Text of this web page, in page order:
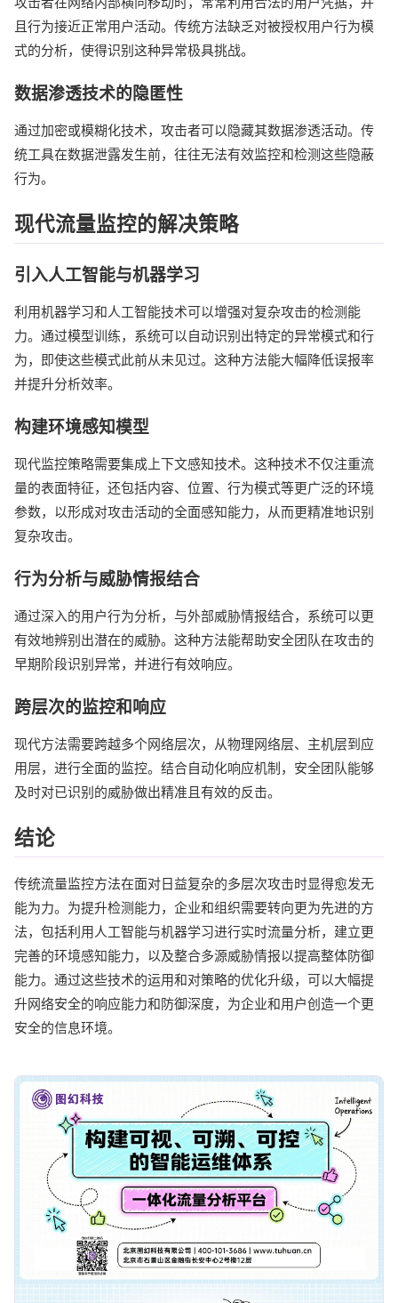
且行为接近正常用户活动。传统方法缺乏对被授权用户行为模
式的分析，使得识别这种异常极具挑战。
数据渗透技术的隐匿性
通过加密或模糊化技术，攻击者可以隐藏其数据渗透活动。传
统工具在数据泄露发生前，往往无法有效监控和检测这些隐蔽
行为。
现代流量监控的解决策略
引入人工智能与机器学习
利用机器学习和人工智能技术可以增强对复杂攻击的检测能
力。通过模型训练，系统可以自动识别出特定的异常模式和行
为，即使这些模式此前从未见过。这种方法能大幅降低误报率
并提升分析效率。
构建环境感知模型
现代监控策略需要集成上下文感知技术。这种技术不仅注重流
量的表面特征，还包括内容、位置、行为模式等更广泛的环境
参数，以形成对攻击活动的全面感知能力，从而更精准地识别
复杂攻击。
行为分析与威胁情报结合
通过深入的用户行为分析，与外部威胁情报结合，系统可以更
有效地辨别出潜在的威胁。这种方法能帮助安全团队在攻击的
早期阶段识别异常，并进行有效响应。
跨层次的监控和响应
现代方法需要跨越多个网络层次，从物理网络层、主机层到应
用层，进行全面的监控。结合自动化响应机制，安全团队能够
及时对已识别的威胁做出精准且有效的反击。
结论
传统流量监控方法在面对日益复杂的多层次攻击时显得愈发无
能为力。为提升检测能力，企业和组织需要转向更为先进的方
法，包括利用人工智能与机器学习进行实时流量分析，建立更
完善的环境感知能力，以及整合多源威胁情报以提高整体防御
能力。通过这些技术的运用和对策略的优化升级，可以大幅提
升网络安全的响应能力和防御深度，为企业和用户创造一个更
安全的信息环境。